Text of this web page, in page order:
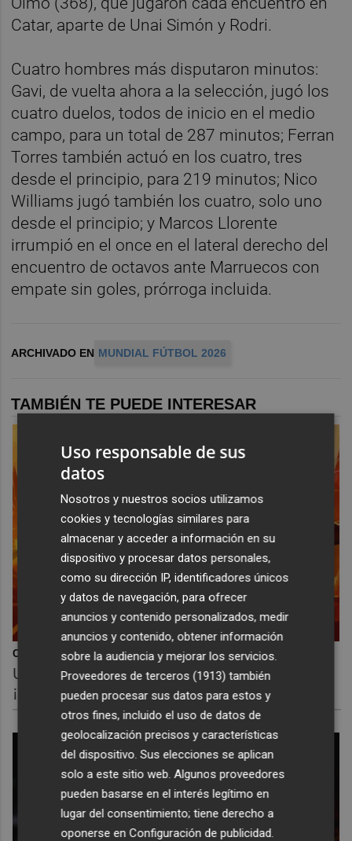
Catar, aparte de Unai Simón y Rodri.
Cuatro hombres más disputaron minutos:
Gavi, de vuelta ahora a la selección, jugó los
cuatro duelos, todos de inicio en el medio
campo, para un total de 287 minutos; Ferran
Torres también actuó en los cuatro, tres
desde el principio, para 219 minutos; Nico
Williams jugó también los cuatro, solo uno
desde el principio; y Marcos Llorente
irrumpió en el once en el lateral derecho del
encuentro de octavos ante Marruecos con
empate sin goles, prórroga incluida.
ARCHIVADO EN MUNDIAL FÚTBOL 2026
TAMBIÉN TE PUEDE INTERESAR
Corepunk MMORPG
Un verdadero MMORPG de la vieja escuela
¡Cómo los de antes, pero mejor!
Uso responsable de sus
datos
Nosotros y nuestros socios utilizamos
cookies y tecnologías similares para
almacenar y acceder a información en su
dispositivo y procesar datos personales,
como su dirección IP, identificadores únicos
y datos de navegación, para ofrecer
anuncios y contenido personalizados, medir
anuncios y contenido, obtener información
sobre la audiencia y mejorar los servicios.
Proveedores de terceros (1913) también
pueden procesar sus datos para estos y
otros fines, incluido el uso de datos de
geolocalización precisos y características
del dispositivo. Sus elecciones se aplican
solo a este sitio web. Algunos proveedores
pueden basarse en el interés legítimo en
lugar del consentimiento; tiene derecho a
oponerse enConfiguración de publicidad